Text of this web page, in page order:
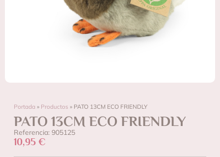
Portada » Productos » PATO 13CM ECO FRIENDLY
PATO 13CM ECO FRIENDLY
Referencia: 905125
10,95 €